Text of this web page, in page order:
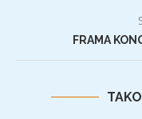
FRAMA